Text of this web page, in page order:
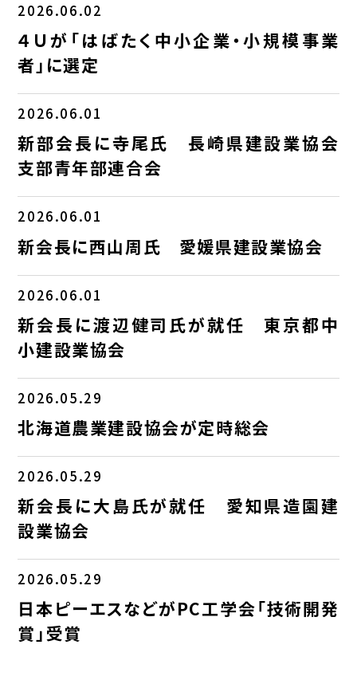
2026.06.02
４Ｕが「はばたく中小企業・小規模事業
者」に選定
2026.06.01
新部会長に寺尾氏 長崎県建設業協会
支部青年部連合会
2026.06.01
新会長に西山周氏 愛媛県建設業協会
2026.06.01
新会長に渡辺健司氏が就任 東京都中
小建設業協会
2026.05.29
北海道農業建設協会が定時総会
2026.05.29
新会長に大島氏が就任 愛知県造園建
設業協会
2026.05.29
日本ピーエスなどがPC工学会「技術開発
賞」受賞